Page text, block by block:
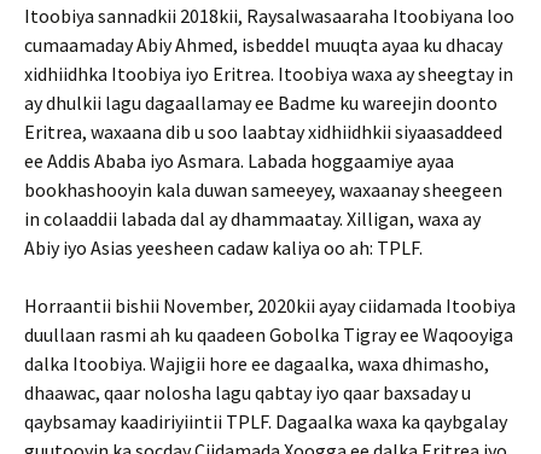
Itoobiya sannadkii 2018kii, Raysalwasaaraha Itoobiyana loo
cumaamaday Abiy Ahmed, isbeddel muuqta ayaa ku dhacay
xidhiidhka Itoobiya iyo Eritrea. Itoobiya waxa ay sheegtay in
ay dhulkii lagu dagaallamay ee Badme ku wareejin doonto
Eritrea, waxaana dib u soo laabtay xidhiidhkii siyaasaddeed
ee Addis Ababa iyo Asmara. Labada hoggaamiye ayaa
bookhashooyin kala duwan sameeyey, waxaanay sheegeen
in colaaddii labada dal ay dhammaatay. Xilligan, waxa ay
Abiy iyo Asias yeesheen cadaw kaliya oo ah: TPLF.
Horraantii bishii November, 2020kii ayay ciidamada Itoobiya
duullaan rasmi ah ku qaadeen Gobolka Tigray ee Waqooyiga
dalka Itoobiya. Wajigii hore ee dagaalka, waxa dhimasho,
dhaawac, qaar nolosha lagu qabtay iyo qaar baxsaday u
qaybsamay kaadiriyiintii TPLF. Dagaalka waxa ka qaybgalay